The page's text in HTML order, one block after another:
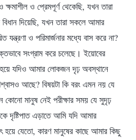
ও প্রেমপূর্ণ থেকেছি, যখন তারা
দিয়েছি, যখন তারা সকলে আমার
ও পরিমার্জনার মধ্যে বাস করে না?
সংগ্রাম করে চলেছে। ইয়োবের
হয়ে যদিও আমার লোকজন দৃঢ় অবস্থানে
আছে? বিষয়টা কি বরং এমন নয় যে
কোনো মানুষ নেই পরীক্ষার সময় যে সুদৃঢ়
দৃষ্টিপাত এড়াতে আমি যদি আমার
হয়ে যেতো, কারণ মানুষের কাছে আমার কিছু